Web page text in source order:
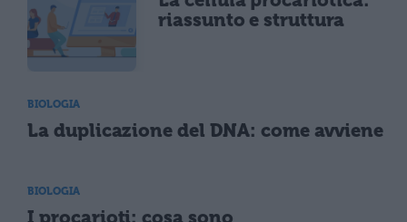
riassunto e struttura
BIOLOGIA
La duplicazione del DNA: come avviene
BIOLOGIA
I procarioti: cosa sono